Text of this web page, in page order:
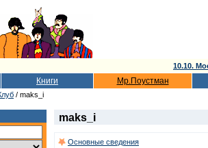
10.10.
Книги Мр.Поустман
/ maks_i
maks_i
Основные сведения